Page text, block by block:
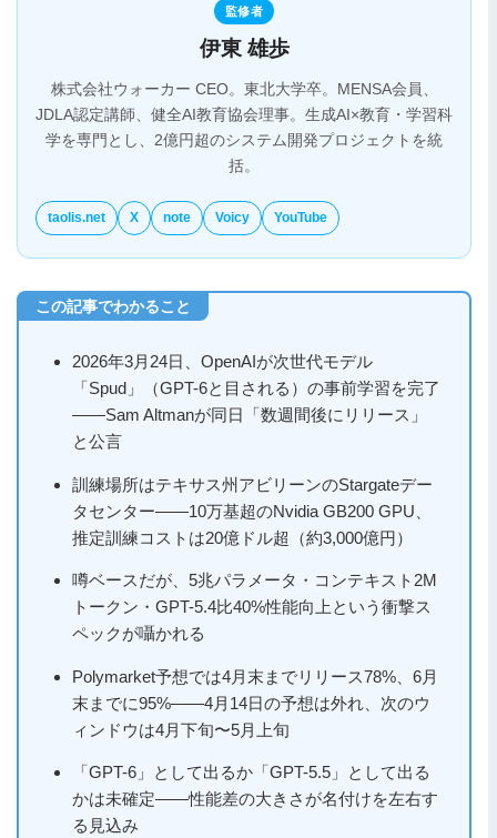
監修者
伊東 雄歩
株式会社ウォーカー CEO。東北大学卒。MENSA会員、
JDLA認定講師、健全AI教育協会理事。生成AI×教育・学習科
学を専門とし、2億円超のシステム開発プロジェクトを統
括。
taolis.net X note Voicy YouTube
2026年3月24日、OpenAIが次世代モデル
「Spud」（GPT-6と目される）の事前学習を完了
——Sam Altmanが同日「数週間後にリリース」
と公言
訓練場所はテキサス州アビリーンのStargateデー
タセンター——10万基超のNvidia GB200 GPU、
推定訓練コストは20億ドル超（約3,000億円）
噂ベースだが、5兆パラメータ・コンテキスト2M
トークン・GPT-5.4比40%性能向上という衝撃ス
ペックが囁かれる
Polymarket予想では4月末までリリース78%、6月
末までに95%——4月14日の予想は外れ、次のウ
ィンドウは4月下旬〜5月上旬
「GPT-6」として出るか「GPT-5.5」として出る
かは未確定——性能差の大きさが名付けを左右す
る見込み